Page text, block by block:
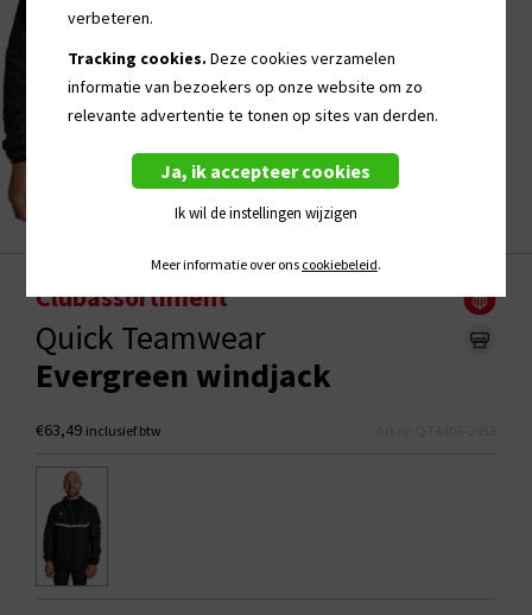
Clubassortiment
Quick Teamwear
Evergreen windjack
€63,49 inclusief btw
verbeteren.
Tracking cookies. Deze cookies verzamelen
informatie van bezoekers op onze website om zo
relevante advertentie te tonen op sites van derden.
Ja, ik accepteer cookies
Ik wil de instellingen wijzigen
Meer informatie over ons cookiebeleid.